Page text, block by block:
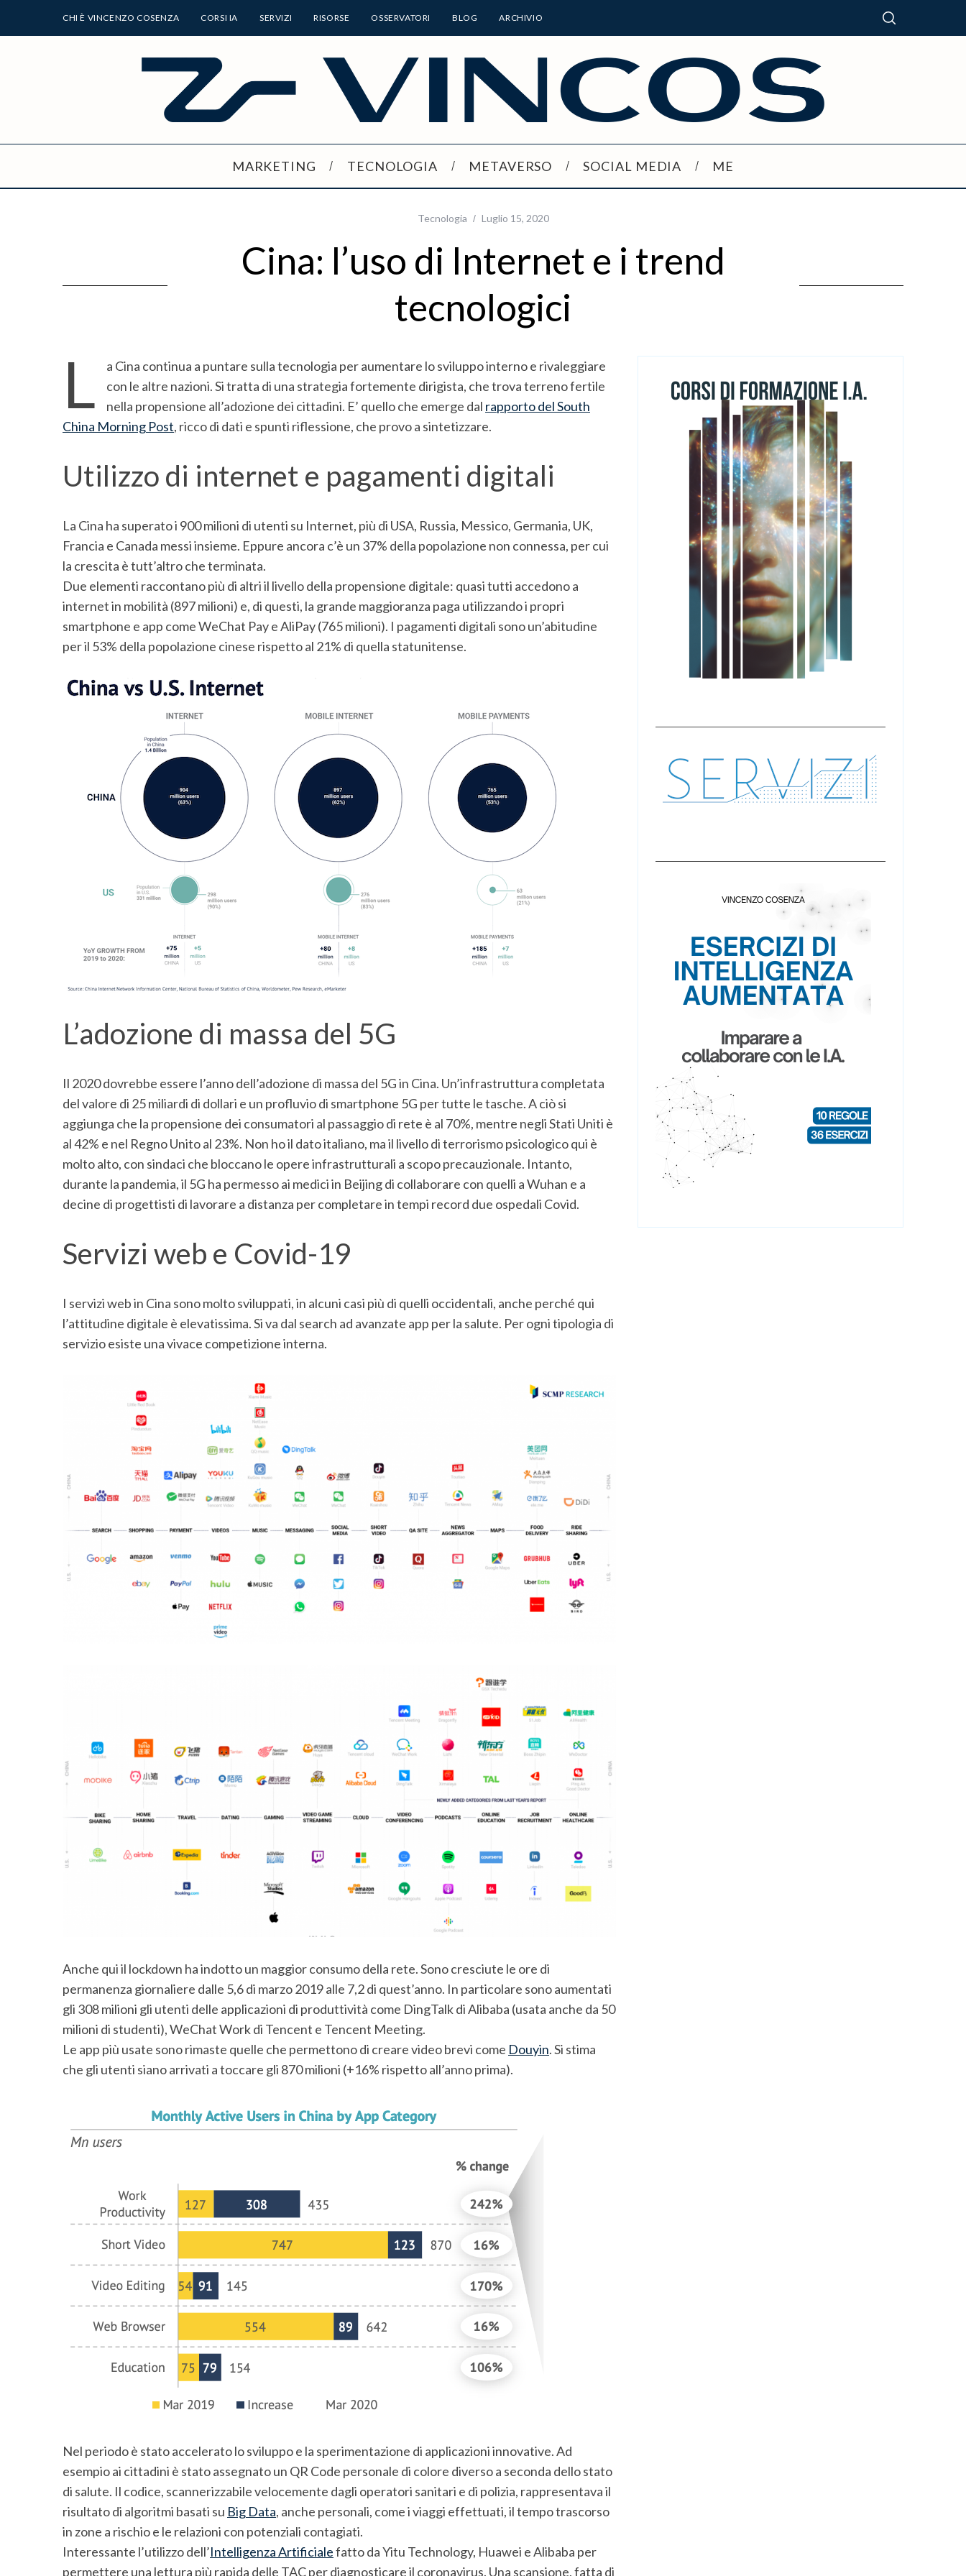
CHI È VINCENZO COSENZA CORSI IA SERVIZI RISORSE OSSERVATORI BLOG ARCHIVIO
MARKETING TECNOLOGIA METAVERSO SOCIAL MEDIA ME
Tecnologia Luglio 15, 2020
Cina: l’uso di Internet e i trend
tecnologici
L
a Cina continua a puntare sulla tecnologia per aumentare lo sviluppo interno e rivaleggiare
con le altre nazioni. Si tratta di una strategia fortemente dirigista, che trova terreno fertile
nella propensione all’adozione dei cittadini. E’ quello che emerge dal rapporto del South
China Morning Post, ricco di dati e spunti riflessione, che provo a sintetizzare.
Utilizzo di internet e pagamenti digitali
La Cina ha superato i 900 milioni di utenti su Internet, più di USA, Russia, Messico, Germania, UK,
Francia e Canada messi insieme. Eppure ancora c’è un 37% della popolazione non connessa, per cui
la crescita è tutt’altro che terminata.
Due elementi raccontano più di altri il livello della propensione digitale: quasi tutti accedono a
internet in mobilità (897 milioni) e, di questi, la grande maggioranza paga utilizzando i propri
smartphone e app come WeChat Pay e AliPay (765 milioni). I pagamenti digitali sono un’abitudine
per il 53% della popolazione cinese rispetto al 21% di quella statunitense.
L’adozione di massa del 5G
Il 2020 dovrebbe essere l’anno dell’adozione di massa del 5G in Cina. Un’infrastruttura completata
del valore di 25 miliardi di dollari e un profluvio di smartphone 5G per tutte le tasche. A ciò si
aggiunga che la propensione dei consumatori al passaggio di rete è al 70%, mentre negli Stati Uniti è
al 42% e nel Regno Unito al 23%. Non ho il dato italiano, ma il livello di terrorismo psicologico qui è
molto alto, con sindaci che bloccano le opere infrastrutturali a scopo precauzionale. Intanto,
durante la pandemia, il 5G ha permesso ai medici in Beijing di collaborare con quelli a Wuhan e a
decine di progettisti di lavorare a distanza per completare in tempi record due ospedali Covid.
Servizi web e Covid-19
I servizi web in Cina sono molto sviluppati, in alcuni casi più di quelli occidentali, anche perché qui
l’attitudine digitale è elevatissima. Si va dal search ad avanzate app per la salute. Per ogni tipologia di
servizio esiste una vivace competizione interna.
Anche qui il lockdown ha indotto un maggior consumo della rete. Sono cresciute le ore di
permanenza giornaliere dalle 5,6 di marzo 2019 alle 7,2 di quest’anno. In particolare sono aumentati
gli 308 milioni gli utenti delle applicazioni di produttività come DingTalk di Alibaba (usata anche da 50
milioni di studenti), WeChat Work di Tencent e Tencent Meeting.
Le app più usate sono rimaste quelle che permettono di creare video brevi come Douyin. Si stima
che gli utenti siano arrivati a toccare gli 870 milioni (+16% rispetto all’anno prima).
Nel periodo è stato accelerato lo sviluppo e la sperimentazione di applicazioni innovative. Ad
esempio ai cittadini è stato assegnato un QR Code personale di colore diverso a seconda dello stato
di salute. Il codice, scannerizzabile velocemente dagli operatori sanitari e di polizia, rappresentava il
risultato di algoritmi basati su Big Data, anche personali, come i viaggi effettuati, il tempo trascorso
in zone a rischio e le relazioni con potenziali contagiati.
Interessante l’utilizzo dell’Intelligenza Artificialefatto da Yitu Technology, Huawei e Alibaba per
permettere una lettura più rapida delle TAC per diagnosticare il coronavirus. Una scansione, fatta di
a
r
c
f
o
: